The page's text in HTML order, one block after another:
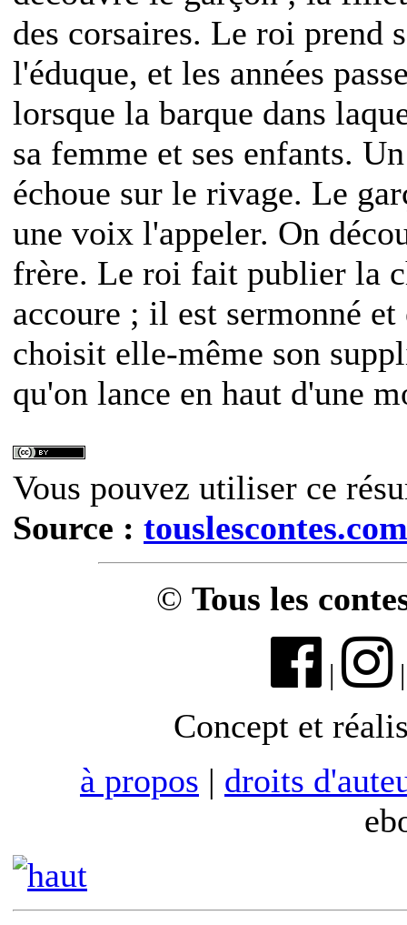
des corsaires. Le roi prend
l'éduque, et les années
lorsque la barque dans
sa femme et ses enfants.
échoue sur le rivage. Le
une voix l'appeler. On
frère. Le roi fait publier la
accoure ; il est sermonné
choisit elle-même son
qu'on lance en haut d'une
Vous pouvez utiliser ce
Source : touslescontes.com
© Tous les
|
Concept et
à propos | droits